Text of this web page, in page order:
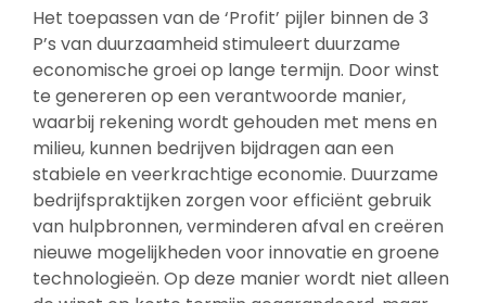
Het toepassen van de ‘Profit’ pijler binnen de 3
P’s van duurzaamheid stimuleert duurzame
economische groei op lange termijn. Door winst
te genereren op een verantwoorde manier,
waarbij rekening wordt gehouden met mens en
milieu, kunnen bedrijven bijdragen aan een
stabiele en veerkrachtige economie. Duurzame
bedrijfspraktijken zorgen voor efficiënt gebruik
van hulpbronnen, verminderen afval en creëren
nieuwe mogelijkheden voor innovatie en groene
technologieën. Op deze manier wordt niet alleen